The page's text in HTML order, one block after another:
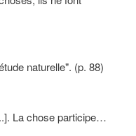
naturelle". (p. 88)
La chose participe…